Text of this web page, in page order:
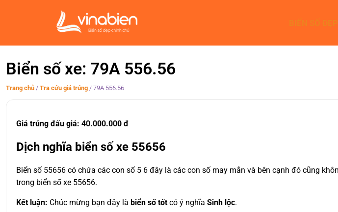
Biển số xe: 79A 556.56
Trang chủ / Tra cứu giá trúng / 79A 556.56
Giá trúng đấu giá: 40.000.000 đ
Dịch nghĩa biển số xe 55656
Biển số 55656 có chứa các con số 5 6 đây là các con số may mắn và bên cạnh đó cũng
trong biển số xe 55656.
Kết luận: Chúc mừng bạn đây là biển số tốt có ý nghĩa Sinh lộc.